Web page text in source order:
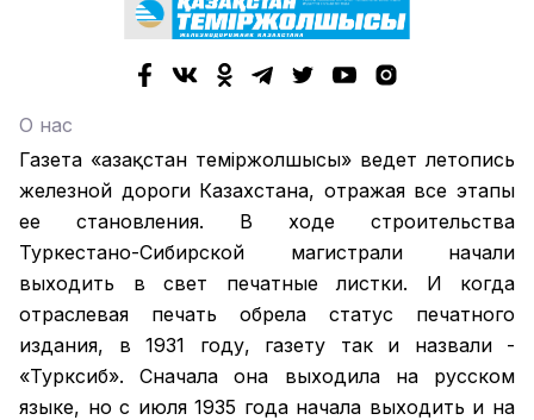
О нас
Газета «Қазақстан теміржолшысы» ведет летопись
железной дороги Казахстана, отражая все этапы
ее становления. В ходе строительства
Туркестано-Сибирской магистрали начали
выходить в свет печатные листки. И когда
отраслевая печать обрела статус печатного
издания, в 1931 году, газету так и назвали -
«Турксиб». Сначала она выходила на русском
языке, но с июля 1935 года начала выходить и на